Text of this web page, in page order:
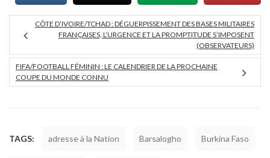
CÔTE D’IVOIRE/TCHAD : DÉGUERPISSEMENT DES BASES MILITAIRES
FRANÇAISES, L’URGENCE ET LA PROMPTITUDE S’IMPOSENT
(OBSERVATEURS)
FIFA/FOOTBALL FÉMININ : LE CALENDRIER DE LA PROCHAINE
COUPE DU MONDE CONNU
TAGS: adresse à la Nation Barsalogho Burkina Faso